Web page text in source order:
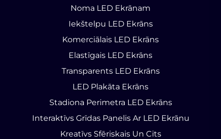
Noma LED Ekrānam
Iekštelpu LED Ekrāns
Komerciālais LED Ekrāns
Elastīgais LED Ekrāns
Transparents LED Ekrāns
LED Plakāta Ekrāns
Stadiona Perimetra LED Ekrāns
Interaktīvs Grīdas Panelis Ar LED Ekrānu
Kreatīvs Sfēriskais Un Cits